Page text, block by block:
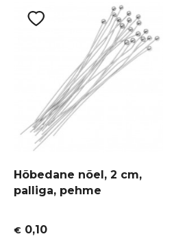
Hõbedane nõel, 2 cm,
palliga, pehme
€ 0,10